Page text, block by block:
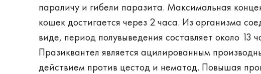
параличу и гибели паразита. Максимальная
кошек достигается через 2 часа. Из организма
виде, период полувыведения составляет около 13
Празиквантел является ацилированным
действием против цестод и нематод. Повышая